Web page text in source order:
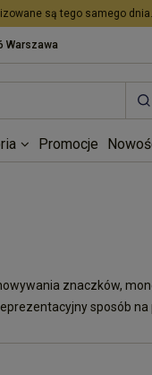
są tego samego dnia.
Warszawa
Promocje
znaczków,
sposób